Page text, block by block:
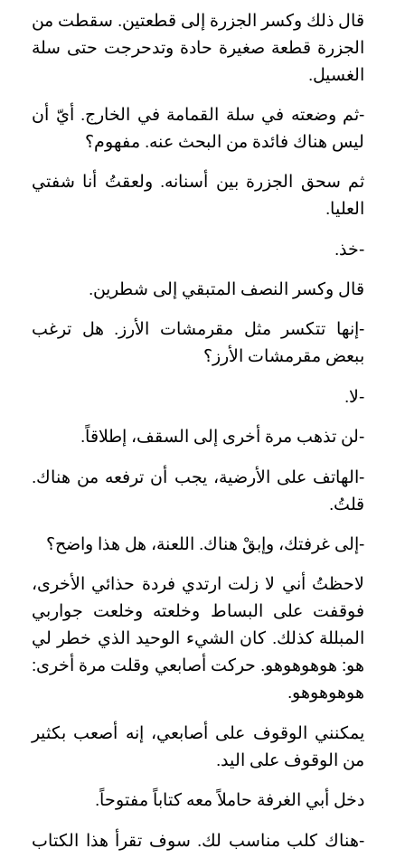
قال ذلك وكسر الجزرة إلى قطعتين. سقطت من
الجزرة قطعة صغيرة حادة وتدحرجت حتى سلة
الغسيل.
-ثم وضعته في سلة القمامة في الخارج. أيّ أن
ليس هناك فائدة من البحث عنه. مفهوم؟
ثم سحق الجزرة بين أسنانه. ولعقتُ أنا شفتي
العليا.
-خذ.
قال وكسر النصف المتبقي إلى شطرين.
-إنها تتكسر مثل مقرمشات الأرز. هل ترغب
ببعض مقرمشات الأرز؟
-لا.
-لن تذهب مرة أخرى إلى السقف، إطلاقاً.
-الهاتف على الأرضية، يجب أن ترفعه من هناك.
قلتُ.
-إلى غرفتك، وإبقْ هناك. اللعنة، هل هذا واضح؟
لاحظتُ أني لا زلت ارتدي فردة حذائي الأخرى،
فوقفت على البساط وخلعته وخلعت جواربي
المبللة كذلك. كان الشيء الوحيد الذي خطر لي
هو: هوهوهوهو. حركت أصابعي وقلت مرة أخرى:
هوهوهوهو.
يمكنني الوقوف على أصابعي، إنه أصعب بكثير
من الوقوف على اليد.
دخل أبي الغرفة حاملاً معه كتاباً مفتوحاً.
-هناك كلب مناسب لك. سوف تقرأ هذا الكتاب